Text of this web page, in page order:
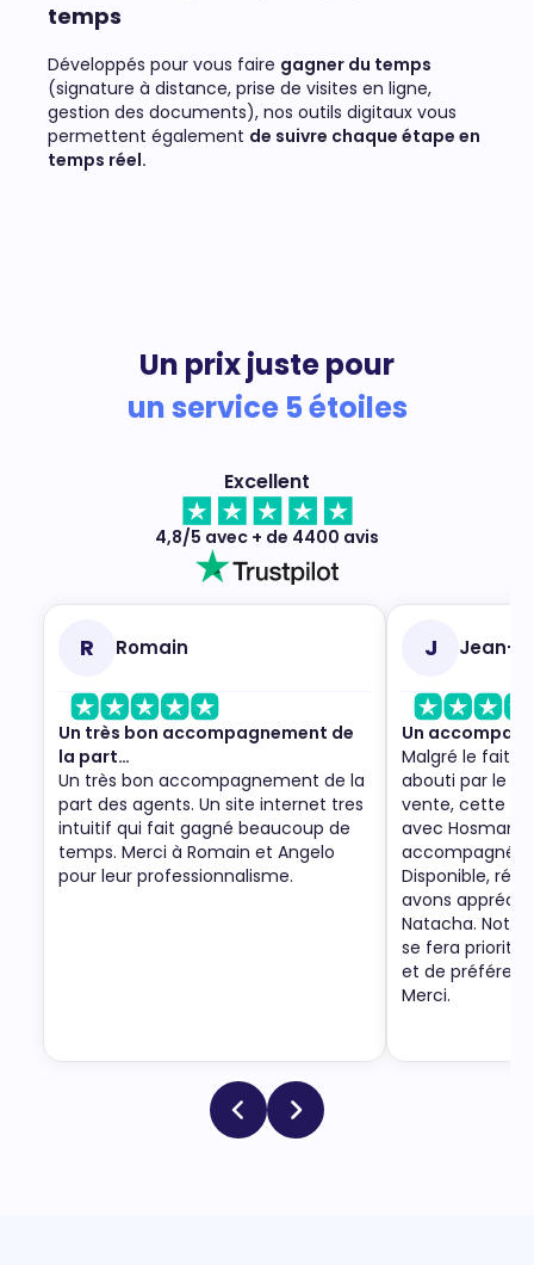
temps
Développés pour vous faire gagner du temps
(signature à distance, prise de visites en ligne,
gestion des documents), nos outils digitaux vous
permettent également de suivre chaque étape en
temps réel.
Un prix juste pour
un service 5 étoiles
Excellent
4,8/5 avec + de 4400 avis
R Romain
Un très bon accompagnement de
la part…
Un très bon accompagnement de la
part des agents. Un site internet tres
intuitif qui fait gagné beaucoup de
temps. Merci à Romain et Angelo
pour leur professionnalisme.
J Jean-
Un
Malgré le fait
abouti par le
vente, cette
avec Hosman
accompagnée
Disponible, ré-
avons
Natacha.
se fera
et de
Merci.